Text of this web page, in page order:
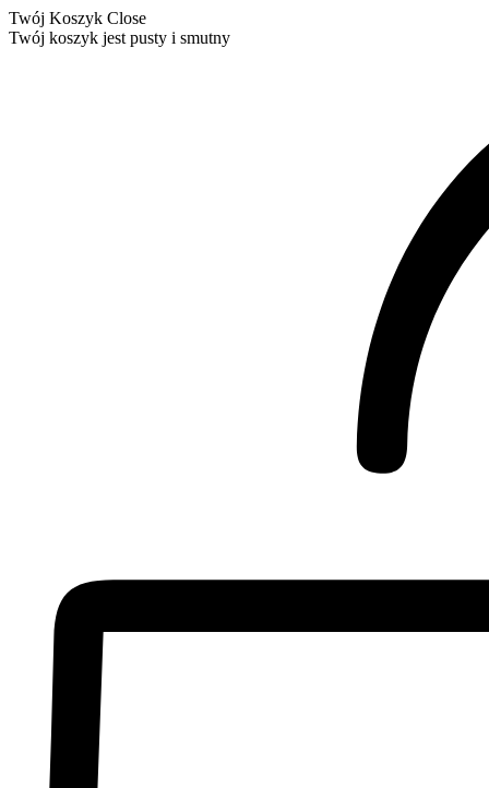
Twój Koszyk Close
Twój koszyk jest pusty i smutny